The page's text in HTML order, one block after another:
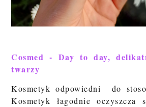
Cosmed - Day to day,
twarzy
Kosmetyk odpowiedni do
Kosmetykłagodnie oczyszcza